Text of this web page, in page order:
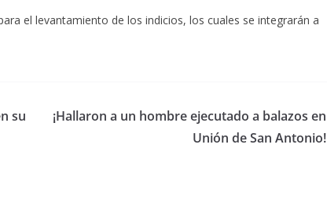
el levantamiento de los indicios, los cuales se integrarán a
su
¡Hallaron a un hombre ejecutado a balazos en
Unión de San Antonio!